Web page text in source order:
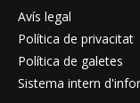
Avís legal
Política de privacitat
Política de galetes
Sistema intern